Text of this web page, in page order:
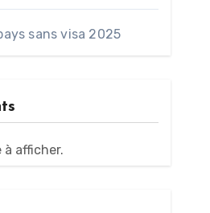
sans visa 2025
afficher.